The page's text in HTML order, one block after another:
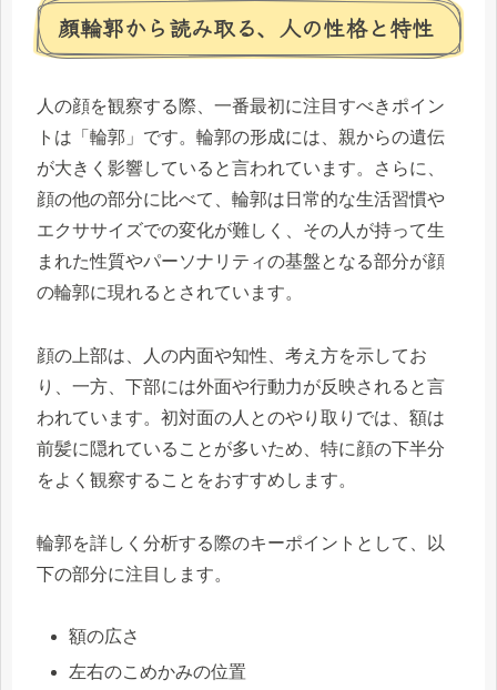
顔輪郭から読み取る、人の性格と特性
人の顔を観察する際、一番最初に注目すべきポイン
トは「輪郭」です。輪郭の形成には、親からの遺伝
が大きく影響していると言われています。さらに、
顔の他の部分に比べて、輪郭は日常的な生活習慣や
エクササイズでの変化が難しく、その人が持って生
まれた性質やパーソナリティの基盤となる部分が顔
の輪郭に現れるとされています。
顔の上部は、人の内面や知性、考え方を示してお
り、一方、下部には外面や行動力が反映されると言
われています。初対面の人とのやり取りでは、額は
前髪に隠れていることが多いため、特に顔の下半分
をよく観察することをおすすめします。
輪郭を詳しく分析する際のキーポイントとして、以
下の部分に注目します。
額の広さ
左右のこめかみの位置